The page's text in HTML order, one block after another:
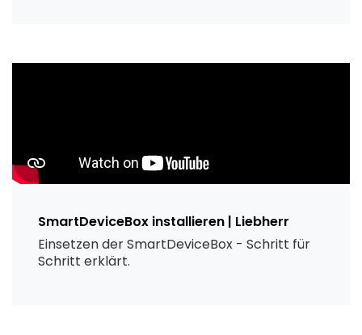
SmartDeviceBox installieren | Liebherr
Einsetzen der SmartDeviceBox - Schritt für
Schritt erklärt.